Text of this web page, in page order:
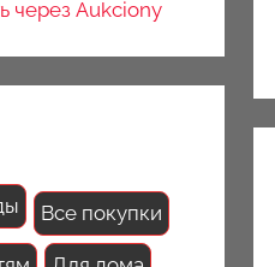
через Aukciony
Все покупки